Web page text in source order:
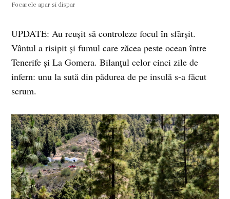
Focarele apar si dispar
UPDATE: Au reușit să controleze focul în sfârșit.
Vântul a risipit și fumul care zăcea peste ocean între
Tenerife și La Gomera. Bilanțul celor cinci zile de
infern: unu la sută din pădurea de pe insulă s-a făcut
scrum.